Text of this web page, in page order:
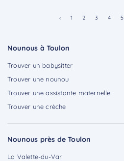
Nounous à Toulon
Trouver un babysitter
Trouver une nounou
Trouver une assistante maternelle
Trouver une crèche
Nounous près de Toulon
La Valette-du-Var
‹ 1 2 3 4 5